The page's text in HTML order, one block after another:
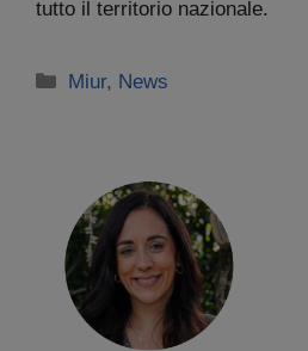
tutto il territorio nazionale.
Categorie
Miur, News